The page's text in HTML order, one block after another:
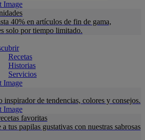
40% en artículos de fin de gama,
solo por tiempo limitado.
Recetas
Historias
Servicios
inspirador de tendencias, colores y consejos.
favoritas
a tus papilas gustativas con nuestras sabrosas